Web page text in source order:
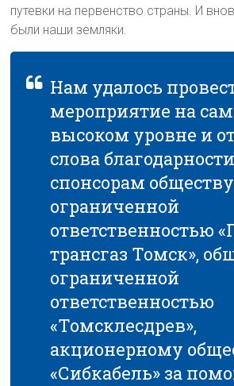
путевки на первенство страны. И
были наши земляки.
Нам удалось
мероприятие на
высоком уровне и
слова
спонсорам
ограниченной
ответственностью
трансгаз Томск»,
ограниченной
ответственностью
«Томсклесдрев»,
акционерному
«Сибкабель» за